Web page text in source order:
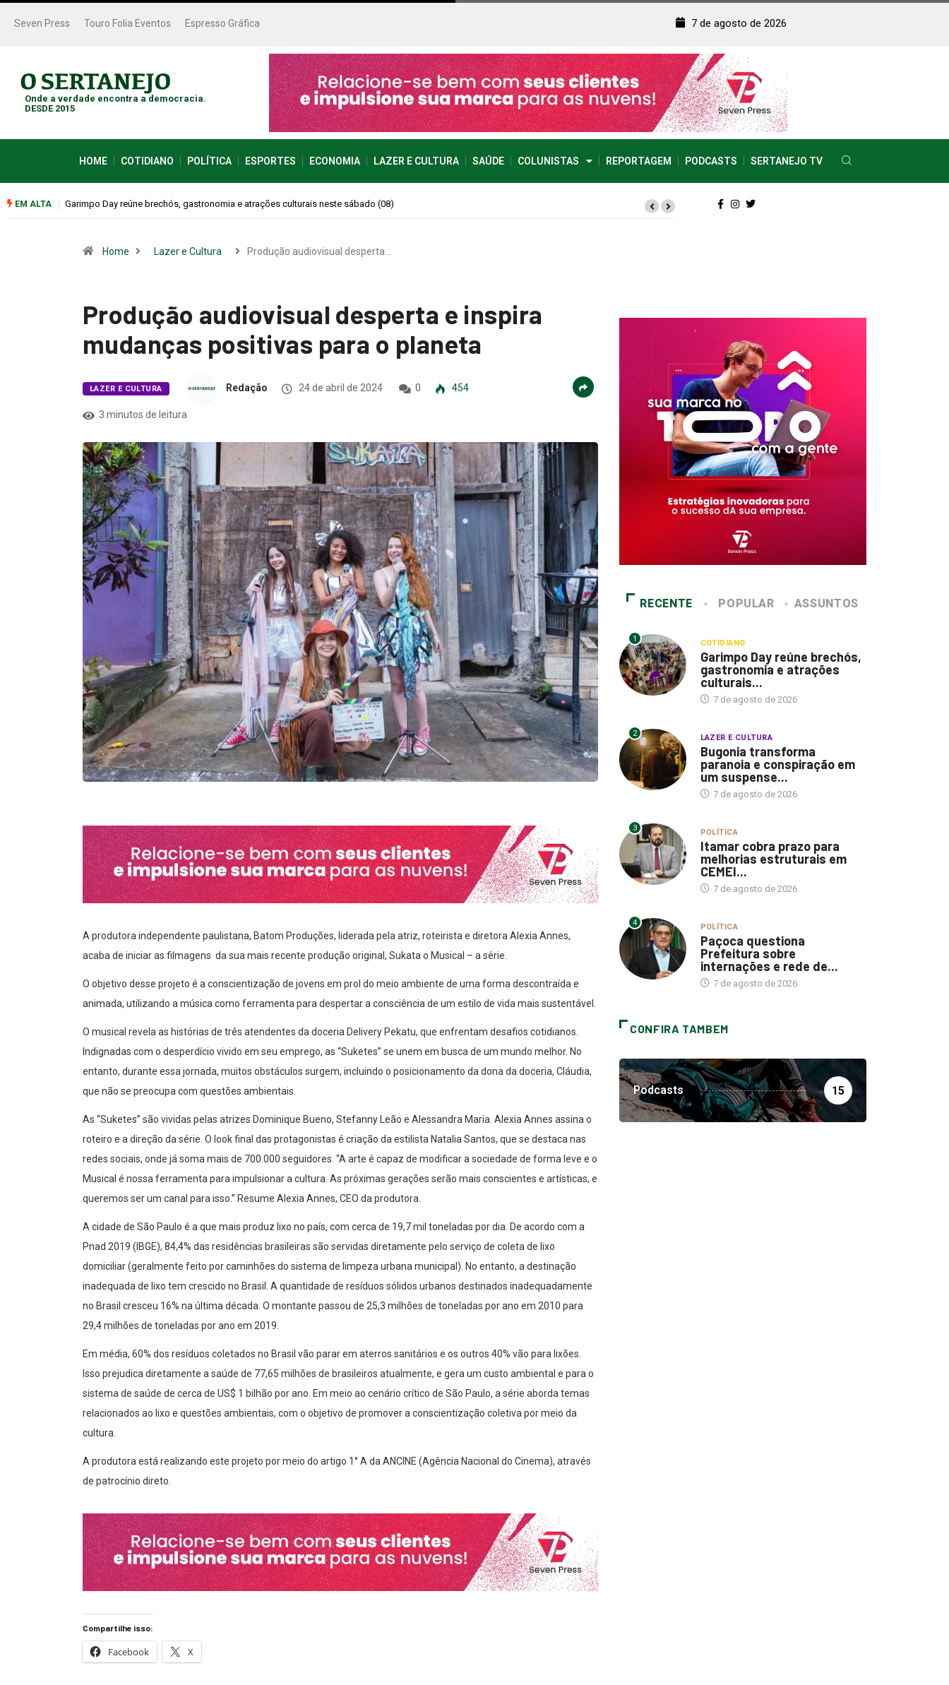
Seven Press Touro Folia Eventos Espresso Gráfica 7 de agosto de 2026
Onde a verdade encontra a democracia.
DESDE 2015
HOME COTIDIANO POLÍTICA ESPORTES ECONOMIA LAZER E CULTURA SAÚDE COLUNISTAS REPORTAGEM PODCASTS SERTANEJO TV
EM ALTA Bugonia transforma paranoia e conspiração em um suspense imprevisível
Home Lazer e Cultura Produção audiovisual desperta…
Produção audiovisual desperta e inspira
mudanças positivas para o planeta
LAZER E CULTURA Redação 24 de abril de 2024 0 454
3 minutos de leitura
A produtora independente paulistana, Batom Produções, liderada pela atriz, roteirista e diretora Alexia Annes,
acaba de iniciar as filmagens da sua mais recente produção original, Sukata o Musical – a série.
O objetivo desse projeto é a conscientização de jovens em prol do meio ambiente de uma forma descontraída e
animada, utilizando a música como ferramenta para despertar a consciência de um estilo de vida mais sustentável.
O musical revela as histórias de três atendentes da doceria Delivery Pekatu, que enfrentam desafios cotidianos.
Indignadas com o desperdício vivido em seu emprego, as “Suketes” se unem em busca de um mundo melhor. No
entanto, durante essa jornada, muitos obstáculos surgem, incluindo o posicionamento da dona da doceria, Cláudia,
que não se preocupa com questões ambientais.
As “Suketes” são vividas pelas atrizes Dominique Bueno, Stefanny Leão e Alessandra Maria. Alexia Annes assina o
roteiro e a direção da série. O look final das protagonistas é criação da estilista Natalia Santos, que se destaca nas
redes sociais, onde já soma mais de 700.000 seguidores. “A arte é capaz de modificar a sociedade de forma leve e o
Musical é nossa ferramenta para impulsionar a cultura. As próximas gerações serão mais conscientes e artísticas, e
queremos ser um canal para isso.” Resume Alexia Annes, CEO da produtora.
A cidade de São Paulo é a que mais produz lixo no país, com cerca de 19,7 mil toneladas por dia. De acordo com a
Pnad 2019 (IBGE), 84,4% das residências brasileiras são servidas diretamente pelo serviço de coleta de lixo
domiciliar (geralmente feito por caminhões do sistema de limpeza urbana municipal). No entanto, a destinação
inadequada de lixo tem crescido no Brasil. A quantidade de resíduos sólidos urbanos destinados inadequadamente
no Brasil cresceu 16% na última década. O montante passou de 25,3 milhões de toneladas por ano em 2010 para
29,4 milhões de toneladas por ano em 2019.
Em média, 60% dos resíduos coletados no Brasil vão parar em aterros sanitários e os outros 40% vão para lixões.
Isso prejudica diretamente a saúde de 77,65 milhões de brasileiros atualmente, e gera um custo ambiental e para o
sistema de saúde de cerca de US$ 1 bilhão por ano. Em meio ao cenário crítico de São Paulo, a série aborda temas
relacionados ao lixo e questões ambientais, com o objetivo de promover a conscientização coletiva por meio da
cultura.
A produtora está realizando este projeto por meio do artigo 1° A da ANCINE (Agência Nacional do Cinema), através
de patrocínio direto.
Compartilhe isso:
Facebook X
RECENTE POPULAR ASSUNTOS
1 COTIDIANO
Garimpo Day reúne brechós,
gastronomia e atrações
culturais...
7 de agosto de 2026
2 LAZER E CULTURA
Bugonia transforma
paranoia e conspiração em
um suspense...
7 de agosto de 2026
3 POLÍTICA
Itamar cobra prazo para
melhorias estruturais em
CEMEI...
7 de agosto de 2026
4 POLÍTICA
Paçoca questiona
Prefeitura sobre
internações e rede de...
7 de agosto de 2026
CONFIRA TAMBEM
Podcasts 15